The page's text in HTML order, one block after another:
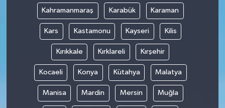
Kahramanmaraş Karabük Karaman
Kars Kastamonu Kayseri Kilis
Kırıkkale Kırklareli Kırşehir
Kocaeli Konya Kütahya Malatya
Manisa Mardin Mersin Muğla